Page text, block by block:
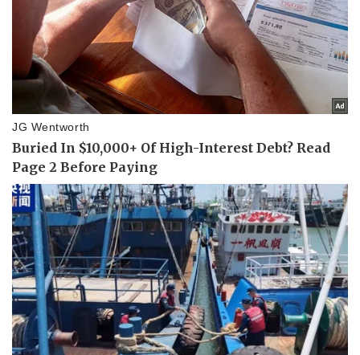
Nam khoa
Làm đẹp - giảm cân
Phòng mạch online
Ăn sạch sống khỏe